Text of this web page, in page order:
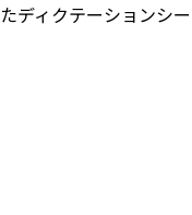
ディクテーションシー